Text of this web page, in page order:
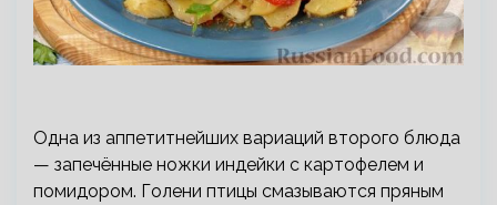
Одна из аппетитнейших вариаций второго блюда
— запечённые ножки индейки с картофелем и
помидором. Голени птицы смазываются пряным